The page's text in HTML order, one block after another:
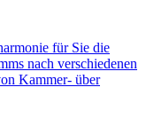
für Sie die
nach verschiedenen
Kammer- über